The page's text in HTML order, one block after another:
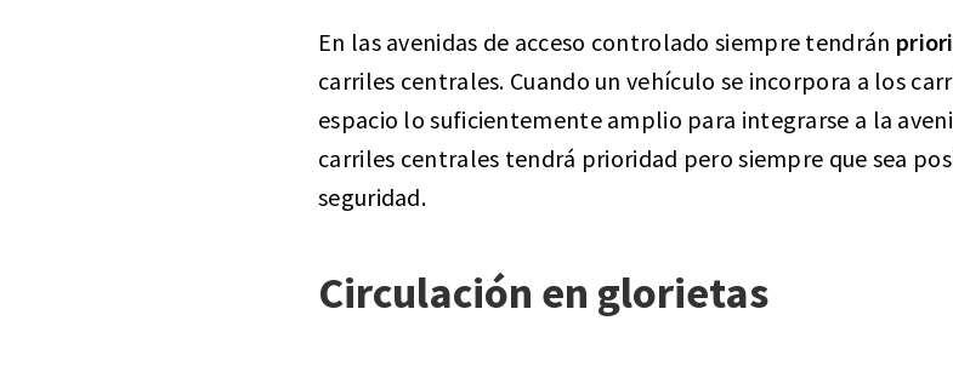
En las avenidas de acceso controlado siempre tendrán
carriles centrales. Cuando un vehículo se incorpora a los
espacio lo suficientemente amplio para integrarse a la
carriles centrales tendrá prioridad pero siempre que sea
seguridad.
Circulación en glorietas